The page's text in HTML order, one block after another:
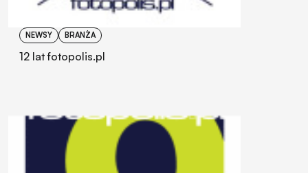
NEWSY BRANŻA
12 lat fotopolis.pl